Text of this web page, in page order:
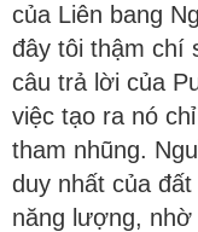
của Liên bang
đây tôi thậm chí
câu trả lời của
việc tạo ra nó
tham nhũng.
duy nhất của
năng lượng, nhờ